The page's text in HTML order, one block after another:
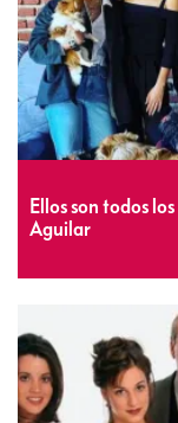
Ellos son todos
Aguilar